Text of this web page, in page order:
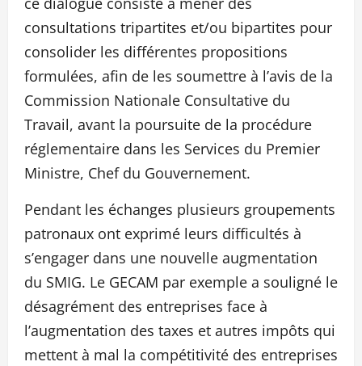
consultations tripartites et/ou bipartites pour
consolider les différentes propositions
formulées, afin de les soumettre à l’avis de la
Commission Nationale Consultative du
Travail, avant la poursuite de la procédure
réglementaire dans les Services du Premier
Ministre, Chef du Gouvernement.
Pendant les échanges plusieurs groupements
patronaux ont exprimé leurs difficultés à
s’engager dans une nouvelle augmentation
du SMIG. Le GECAM par exemple a souligné le
désagrément des entreprises face à
l’augmentation des taxes et autres impôts qui
mettent à mal la compétitivité des entreprises